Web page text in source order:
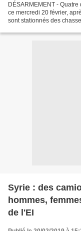
DÉSARMEMENT -
ce mercredi 20 février,
sont stationnés des
Syrie : des
hommes,
de l'EI